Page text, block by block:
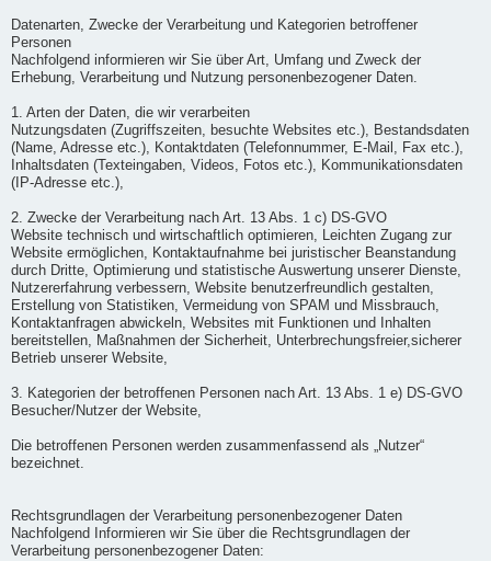
Datenarten, Zwecke der Verarbeitung und Kategorien betroffener
Personen
Nachfolgend informieren wir Sie über Art, Umfang und Zweck der
Erhebung, Verarbeitung und Nutzung personenbezogener Daten.
1. Arten der Daten, die wir verarbeiten
Nutzungsdaten (Zugriffszeiten, besuchte Websites etc.), Bestandsdaten
(Name, Adresse etc.), Kontaktdaten (Telefonnummer, E-Mail, Fax etc.),
Inhaltsdaten (Texteingaben, Videos, Fotos etc.), Kommunikationsdaten
(IP-Adresse etc.),
2. Zwecke der Verarbeitung nach Art. 13 Abs. 1 c) DS-GVO
Website technisch und wirtschaftlich optimieren, Leichten Zugang zur
Website ermöglichen, Kontaktaufnahme bei juristischer Beanstandung
durch Dritte, Optimierung und statistische Auswertung unserer Dienste,
Nutzererfahrung verbessern, Website benutzerfreundlich gestalten,
Erstellung von Statistiken, Vermeidung von SPAM und Missbrauch,
Kontaktanfragen abwickeln, Websites mit Funktionen und Inhalten
bereitstellen, Maßnahmen der Sicherheit, Unterbrechungsfreier,sicherer
Betrieb unserer Website,
3. Kategorien der betroffenen Personen nach Art. 13 Abs. 1 e) DS-GVO
Besucher/Nutzer der Website,
Die betroffenen Personen werden zusammenfassend als „Nutzer“
bezeichnet.
Rechtsgrundlagen der Verarbeitung personenbezogener Daten
Nachfolgend Informieren wir Sie über die Rechtsgrundlagen der
Verarbeitung personenbezogener Daten: